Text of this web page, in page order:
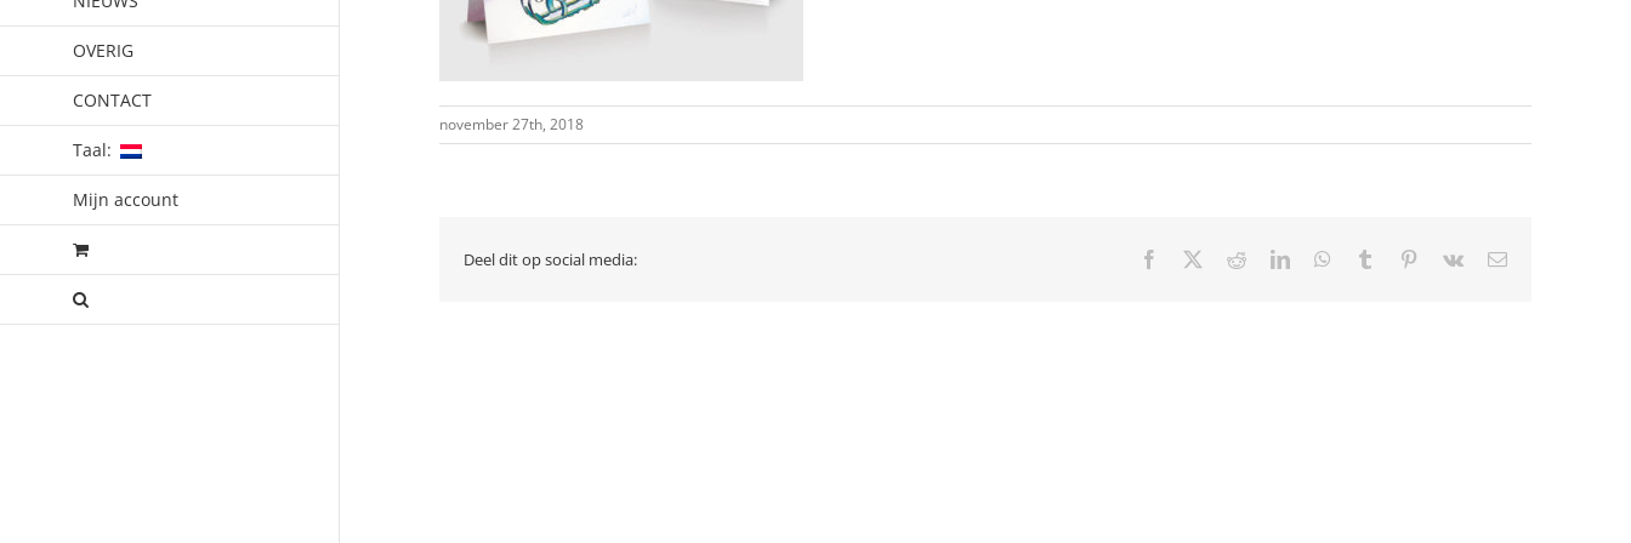
OVERIG
CONTACT
Taal:
Mijn account
november 27th, 2018
Deel dit op social media: Facebook RedditLinkedInWhatsApp
Tumblr Pinterest
Vk
E-